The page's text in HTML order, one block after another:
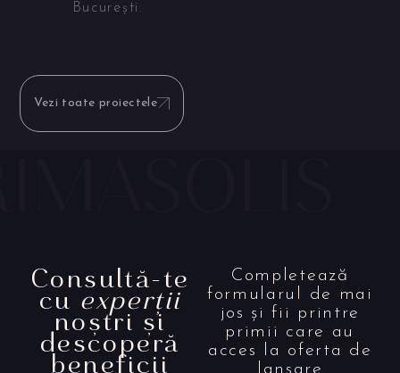
București.
Vezi toate proiectele
Consultă-te
cuexperții
noștri și
descoperă
beneficii
Completează
formularul de mai
jos și fii printre
primii care au
acces la oferta de
lansare